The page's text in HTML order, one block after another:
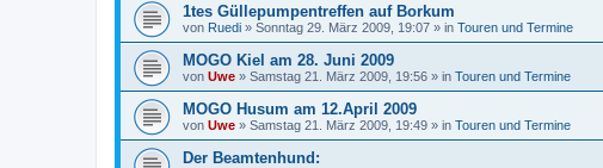
1tes Güllepumpentreffen auf Borkum
von Ruedi » Sonntag 29. März 2009, 19:07 » in Touren und Termine
MOGO Kiel am 28. Juni 2009
von Uwe » Samstag 21. März 2009, 19:56 » in Touren und Termine
MOGO Husum am 12.April 2009
von Uwe » Samstag 21. März 2009, 19:49 » in Touren und Termine
Der Beamtenhund: